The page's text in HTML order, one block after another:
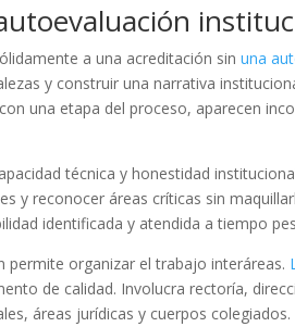
a una acreditación sinuna
y construir una narrativa
una etapa del proceso, aparecen
técnica y honestidad
y reconocer áreas críticas sin
identificada y atendida a tiempo
permite organizar el trabajo interáreas.
de calidad. Involucra rectoría,
áreas jurídicas y cuerpos